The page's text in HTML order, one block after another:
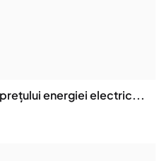
energiei electric...